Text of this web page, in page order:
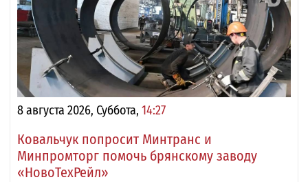
8 августа 2026, Суббота, 14:27
Ковальчук попросит Минтранс и
Минпромторг помочь брянскому заводу
«НовоТехРейл»